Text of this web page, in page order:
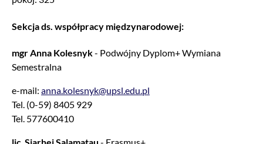
Sekcja ds. współpracy międzynarodowej:
mgr Anna Kolesnyk- Podwójny Dyplom+ Wymiana
Semestralna
e-mail: anna.kolesnyk@upsl.edu.pl
Tel. (0-59) 8405 929
Tel. 577600410